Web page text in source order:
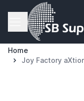
Ga naar de inhoud
Home
Joy Factory